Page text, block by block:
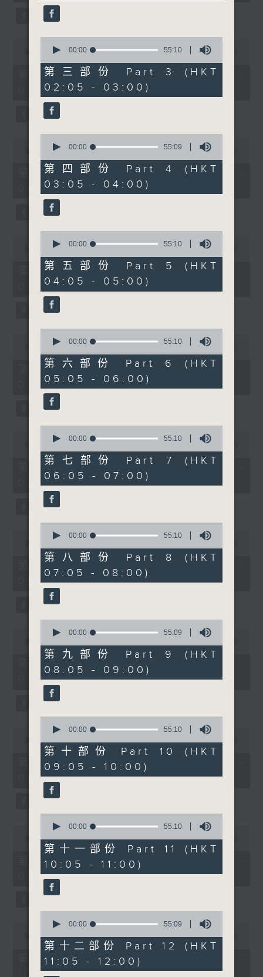
seconds
seconds
seconds
00:00 55:00
第一部份 Part 1 (HKT 00:05 -
01:00)
seconds
minutes,
seconds
00:00 55:10
第二部份 Part 2 (HKT 01:05 -
02:00)
seconds
minutes,
seconds
00:00 55:10
第三部份 Part 3 (HKT 02:05 -
03:00)
seconds
minutes,
seconds
00:00 55:09
第四部份 Part 4 (HKT 03:05 -
04:00)
seconds
minutes,
seconds
00:00 55:10
第五部份 Part 5 (HKT 04:05 -
05:00)
minutes,
seconds
第六部份 Part 6 (HKT 05:05 -
06:00)
minutes,
seconds
第七部份 Part 7 (HKT 06:05 -
07:00)
seconds
minutes,
seconds
第八部份 Part 8 (HKT 07:05 -
08:00)
seconds
minutes,
seconds
00:00 55:09
第九部份 Part 9 (HKT 08:05 -
09:00)
seconds
minutes,
00:00 55:10
第十部份 Part 10 (HKT 09:05 -
10:00)
seconds
55
minutes,
10
seconds
00:00 55:10
第三部份 Part 3 (HKT
02:05 - 03:00)
seconds
55
minutes,
9
seconds
00:00 55:09
第四部份 Part 4 (HKT
03:05 - 04:00)
seconds
55
minutes,
10
seconds
00:00 55:10
第五部份 Part 5 (HKT
04:05 - 05:00)
seconds
55
minutes,
10
seconds
00:00 55:10
第六部份 Part 6 (HKT
05:05 - 06:00)
seconds
55
minutes,
10
seconds
00:00 55:10
第七部份 Part 7 (HKT
06:05 - 07:00)
seconds
55
minutes,
10
seconds
00:00 55:10
第八部份 Part 8 (HKT
07:05 - 08:00)
seconds
55
minutes,
9
seconds
00:00 55:09
第九部份 Part 9 (HKT
08:05 - 09:00)
seconds
55
minutes,
10
seconds
00:00 55:10
第十部份 Part 10 (HKT
09:05 - 10:00)
seconds
55
minutes,
10
seconds
00:00 55:10
第十一部份 Part 11 (HKT
10:05 - 11:00)
seconds
55
minutes,
9
seconds
00:00 55:09
第十二部份 Part 12 (HKT
11:05 - 12:00)